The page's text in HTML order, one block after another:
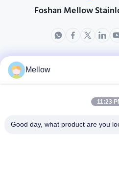
Foshan Mellow
produitsMellow
11:23
Good day, what product are you